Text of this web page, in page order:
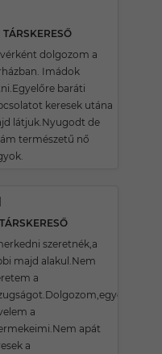
dolgozom a
Imádok
baráti
keresek utána
látjuk.Nyugodt de
természetű nő
szeretnék,a
majd alakul.Nem
a
a
apát
a